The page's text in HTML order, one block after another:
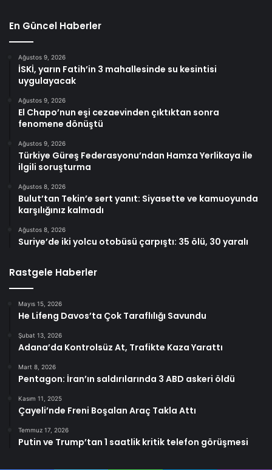
En Güncel Haberler
Ağustos 9, 2026
İSKİ, yarın Fatih’in 3 mahallesinde su kesintisi
uygulayacak
Ağustos 9, 2026
El Chapo’nun eşi cezaevinden çıktıktan sonra
fenomene dönüştü
Ağustos 9, 2026
Türkiye Güreş Federasyonu’ndan Hamza Yerlikaya ile
ilgili soruşturma
Ağustos 8, 2026
Bulut’tan Tekin’e sert yanıt: Siyasette ve kamuoyunda
karşılığınız kalmadı
Ağustos 8, 2026
Suriye’de iki yolcu otobüsü çarpıştı: 35 ölü, 30 yaralı
Rastgele Haberler
Mayıs 15, 2026
He Lifeng Davos’ta Çok Taraflılığı Savundu
Şubat 13, 2026
Adana’da Kontrolsüz At, Trafikte Kaza Yarattı
Mart 8, 2026
Pentagon: İran’ın saldırılarında 3 ABD askeri öldü
Kasım 11, 2025
Çayeli’nde Freni Boşalan Araç Takla Attı
Temmuz 17, 2026
Putin ve Trump’tan 1 saatlik kritik telefon görüşmesi